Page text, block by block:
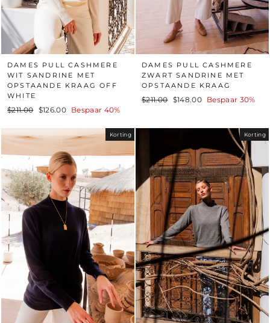
DAMES PULL CASHMERE
WIT SANDRINE MET
OPSTAANDE KRAAG OFF
WHITE
Standaard
$211.00 Prijs
$126.00 Bespaar 40%
DAMES PULL CASHMERE
ZWART SANDRINE MET
OPSTAANDE KRAAG
Standaard
$211.00 Prijs
$148.00 Bespaar 30%
Korting Korting